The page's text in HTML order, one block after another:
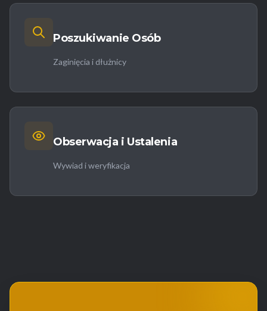
Poszukiwanie Osób
Zaginięcia i dłużnicy
Obserwacja i Ustalenia
Wywiad i weryfikacja